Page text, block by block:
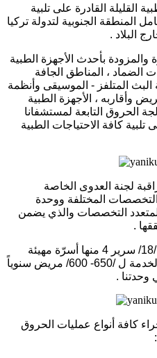
القليلة القادرة على تلبية
الجنوبية لتدولة تركيا
البلاد .
والمزودة بأحدث الأجهزة الطبية
الضماد ، المناطق الجافة
البث المتلفز - الموسيقى وأنظمة
وأقاربه ، الأجهزة الطبية
الحروق التابعة لمستشفانا
كافة الاحتياجات الطبية
لجنة العدوى الخاصة
المختلفة ووحدة
التخصصات والذي يضمن
.
- وحدة معالجة الحروق مجهزة ب /18/ سرير 4 منها أسرّة مهيئة
بتجهيزات العناية المشددة ، تقدم الخدمة ل /650- 600/ مريض سنوياً
.
كافة أنواع عمليات الحروق